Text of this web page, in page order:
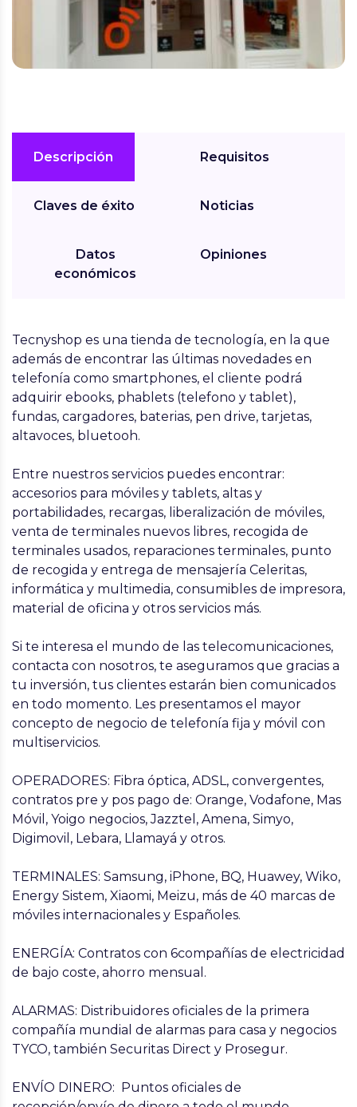
Descripción
Claves de éxito
Datos
económicos
Requisitos
Noticias
Opiniones
Tecnyshop es una tienda de tecnología, en la que
además de encontrar las últimas novedades en
telefonía como smartphones, el cliente podrá
adquirir ebooks, phablets (telefono y tablet),
fundas, cargadores, baterias, pen drive, tarjetas,
altavoces, bluetooh.
Entre nuestros servicios puedes encontrar:
accesorios para móviles y tablets, altas y
portabilidades, recargas, liberalización de móviles,
venta de terminales nuevos libres, recogida de
terminales usados, reparaciones terminales, punto
de recogida y entrega de mensajería Celeritas,
informática y multimedia, consumibles de impresora,
material de oficina y otros servicios más.
Si te interesa el mundo de las telecomunicaciones,
contacta con nosotros, te aseguramos que gracias a
tu inversión, tus clientes estarán bien comunicados
en todo momento. Les presentamos el mayor
concepto de negocio de telefonía fija y móvil con
multiservicios.
OPERADORES: Fibra óptica, ADSL, convergentes,
contratos pre y pos pago de: Orange, Vodafone, Mas
Móvil, Yoigo negocios, Jazztel, Amena, Simyo,
Digimovil, Lebara, Llamayá y otros.
TERMINALES: Samsung, iPhone, BQ, Huawey, Wiko,
Energy Sistem, Xiaomi, Meizu, más de 40 marcas de
móviles internacionales y Españoles.
ENERGÍA: Contratos con 6compañías de electricidad
de bajo coste, ahorro mensual.
ALARMAS: Distribuidores oficiales de la primera
compañía mundial de alarmas para casa y negocios
TYCO, también Securitas Direct y Prosegur.
ENVÍO DINERO: Puntos oficiales de